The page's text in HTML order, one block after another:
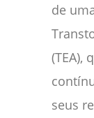
de
(TEA),
seus